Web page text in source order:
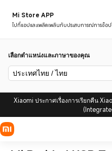
Mi Store APP
ไปที่แอปและเพลิดเพลินกับประสบการณ์การช็อ
เลือกตำแหน่งและภาษาของคุณ
ประเทศไทย / ไทย
Xiaomi ประกาศเรื่องการเรียกคืน